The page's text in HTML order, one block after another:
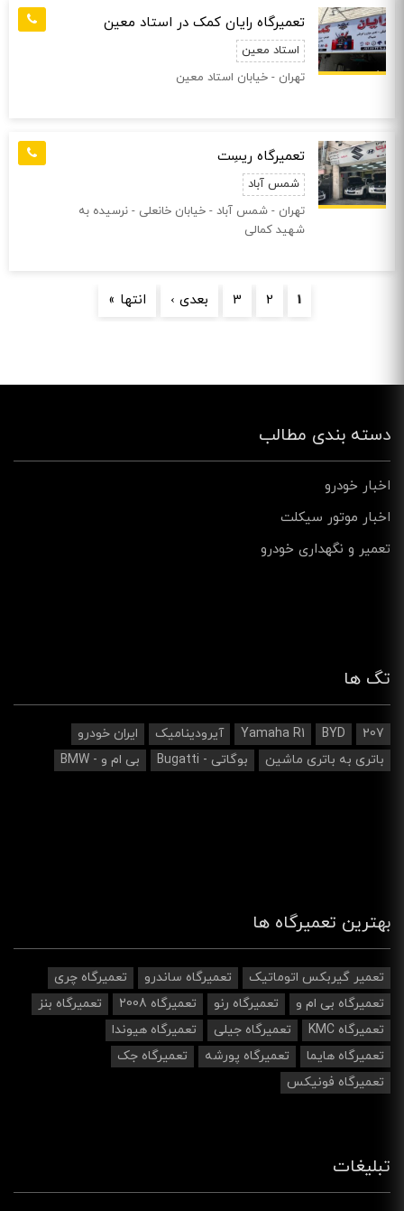
تعمیرگاه رایان کمک در استاد معین
استاد معین
تهران - خیابان استاد معین
تعمیرگاه ریسِت
شمس آباد
تهران - شمس آباد - خیابان خانعلی - نرسیده به
شهید کمالی
1
2
3 بعدی › انتها »
دسته بندی مطالب
اخبار خودرو
اخبار موتور سیکلت
تعمیر و نگهداری خودرو
تگ ها
207
BYD
Yamaha R1 آیرودینامیک‌
ایران خودرو
باتری به باتری ماشین
بوگاتی - Bugatti بی ام و - BMW
بهترین تعمیرگاه ها
تعمیر گیربکس اتوماتیک تعمیرگاه ساندرو
تعمیرگاه چری
تعمیرگاه بی ام و
تعمیرگاه رنو تعمیرگاه 2008
تعمیرگاه بنز
تعمیرگاه KMC
تعمیرگاه جیلی
تعمیرگاه هیوندا
تعمیرگاه هایما
تعمیرگاه پورشه
تعمیرگاه جک
تعمیرگاه فونیکس
تبلیغات